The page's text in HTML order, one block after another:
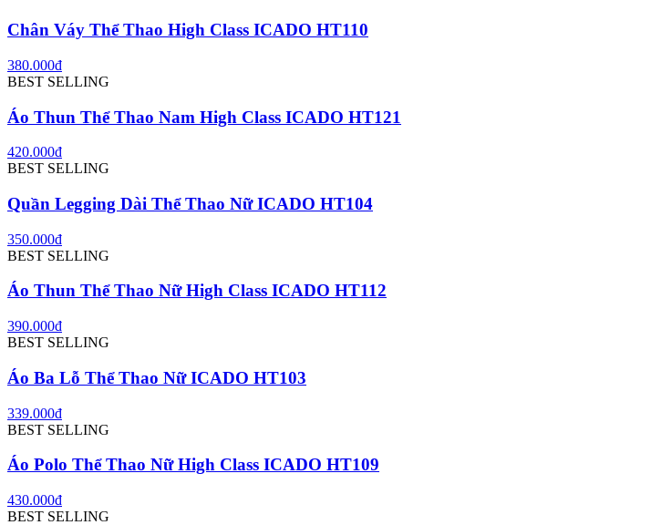
Chân Váy Thể Thao High Class ICADO HT110
380.000đ
BEST SELLING
Áo Thun Thể Thao Nam High Class ICADO HT121
420.000đ
BEST SELLING
Quần Legging Dài Thể Thao Nữ ICADO HT104
350.000đ
BEST SELLING
Áo Thun Thể Thao Nữ High Class ICADO HT112
390.000đ
BEST SELLING
Áo Ba Lỗ Thể Thao Nữ ICADO HT103
339.000đ
BEST SELLING
Áo Polo Thể Thao Nữ High Class ICADO HT109
430.000đ
BEST SELLING